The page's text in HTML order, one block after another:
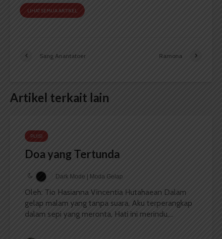
LIHAT SEMUA ARTIKEL
Sang Anantatoer Ramona
Artikel terkait lain
PUISI
Doa yang Tertunda
Dark Mode | Moda Gelap
Oleh: Tio Hasianna Vincentia Hutahaean Dalam
gelap malam yang tanpa suara, Aku terperangkap
dalam sepi yang meronta, Hati ini merindu,...